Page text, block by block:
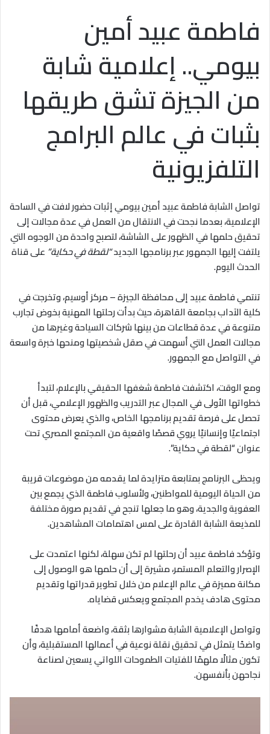
فاطمة عبيد أمين
بيومي.. إعلامية شابة
من الجيزة تشق طريقها
بثبات في عالم البرامج
التلفزيونية
تواصل الشابة فاطمة عبيد أمين بيومي إثبات حضور لافت في الساحة
الإعلامية، بعدما نجحت في الانتقال من العمل في عدة مجالات إلى
تحقيق حلمها في الظهور على الشاشة، لتصبح واحدة من الوجوه التي
يلتفت إليها الجمهور عبر برنامجها الجديد“لقطة في حكاية” على قناة
الحدث اليوم.
تنتمي فاطمة عبيد إلى محافظة الجيزة – مركز أوسيم، وتخرجت في
كلية الآداب بجامعة القاهرة، حيث بدأت رحلتها المهنية بخوض تجارب
متنوعة في عدة قطاعات من بينها شركات السياحة وغيرها من
مجالات العمل التي أسهمت في صقل شخصيتها ومنحها خبرة واسعة
في التواصل مع الجمهور.
ومع الوقت، اكتشفت فاطمة شغفها الحقيقي بالإعلام، لتبدأ
خطواتها الأولى في المجال عبر التدريب والظهور الإعلامي، قبل أن
تحصل على فرصة تقديم برنامجها الخاص، والذي يعرض محتوى
اجتماعيًا وإنسانيًا يروي قصصًا واقعية من المجتمع المصري تحت
عنوان “لقطة في حكاية”.
ويحظى البرنامج بمتابعة متزايدة لما يقدمه من موضوعات قريبة
من الحياة اليومية للمواطنين، ولأسلوب فاطمة الذي يجمع بين
العفوية والجدية، وهو ما جعلها تنجح في تقديم صورة مختلفة
للمذيعة الشابة القادرة على لمس اهتمامات المشاهدين.
وتؤكد فاطمة عبيد أن رحلتها لم تكن سهلة، لكنها اعتمدت على
الإصرار والتعلم المستمر، مشيرة إلى أن حلمها هو الوصول إلى
مكانة مميزة في عالم الإعلام من خلال تطوير قدراتها وتقديم
محتوى هادف يخدم المجتمع ويعكس قضاياه.
وتواصل الإعلامية الشابة مشوارها بثقة، واضعة أمامها هدفًا
واضحًا يتمثل في تحقيق نقلة نوعية في أعمالها المستقبلية، وأن
تكون مثالًا ملهمًا للفتيات الطموحات اللواتي يسعين لصناعة
نجاحهن بأنفسهن.